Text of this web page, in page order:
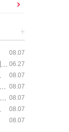
+
08.07
06.27
08.07
08.07
08.07
08.07
08.07